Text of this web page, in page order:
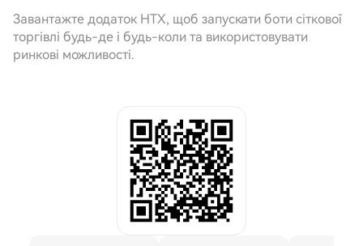
Завантажте додаток HTX, щоб запускати боти сіткової
торгівлі будь-де і будь-коли та використовувати
ринкові можливості.